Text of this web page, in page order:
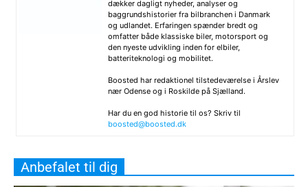
dækker dagligt nyheder, analyser og
baggrundshistorier fra bilbranchen i Danmark
og udlandet. Erfaringen spænder bredt og
omfatter både klassiske biler, motorsport og
den nyeste udvikling inden for elbiler,
batteriteknologi og mobilitet.
Boosted har redaktionel tilstedeværelse i Årslev
nær Odense og i Roskilde på Sjælland.
Har du en god historie til os? Skriv til
boosted@boosted.dk